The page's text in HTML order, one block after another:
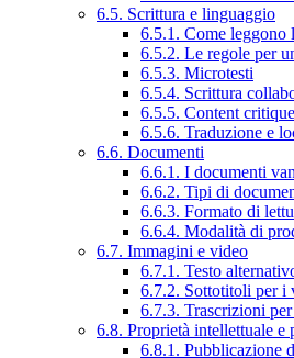
6.5. Scrittura e linguaggio
6.5.1. Come leggono
6.5.2. Le regole per
6.5.3. Microtesti
6.5.4. Scrittura
6.5.5. Content critique
6.5.6. Traduzione e
6.6. Documenti
6.6.1. I documenti
6.6.2. Tipi di
6.6.3. Formato di
6.6.4. Modalità di
6.7. Immagini e video
6.7.1. Testo
6.7.2. Sottotitoli per i
6.7.3. Trascrizioni
6.8. Proprietà intellettuale e
6.8.1. Pubblicazione